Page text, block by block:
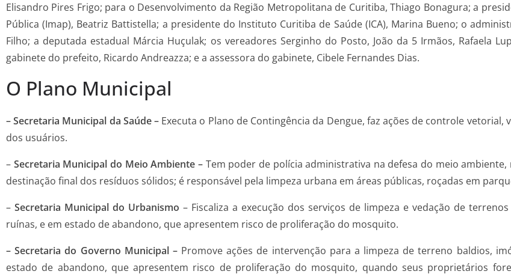
Elisandro Pires Frigo; para o Desenvolvimento da Região Metropolitana de Curitiba, Thiago Bonagura; a
Pública (Imap), Beatriz Battistella; a presidente do Instituto Curitiba de Saúde (ICA), Marina Bueno; o
Filho; a deputada estadual Márcia Huçulak; os vereadores Serginho do Posto, João da 5 Irmãos, Rafaela
gabinete do prefeito, Ricardo Andreazza; e a assessora do gabinete, Cibele Fernandes Dias.
O Plano Municipal
– Secretaria Municipal da Saúde – Executa o Plano de Contingência da Dengue, faz ações de controle vetorial,
dos usuários.
– Secretaria Municipal do Meio Ambiente – Tem poder de polícia administrativa na defesa do meio
destinação final dos resíduos sólidos; é responsável pela limpeza urbana em áreas públicas, roçadas em
– Secretaria Municipal do Urbanismo – Fiscaliza a execução dos serviços de limpeza e vedação de
ruínas, e em estado de abandono, que apresentem risco de proliferação do mosquito.
– Secretaria do Governo Municipal – Promove ações de intervenção para a limpeza de terreno baldios,
estado de abandono, que apresentem risco de proliferação do mosquito, quando seus proprietários